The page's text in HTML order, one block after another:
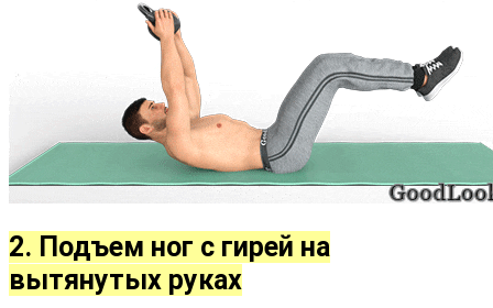
2. Подъем ног с гирей на
вытянутых руках